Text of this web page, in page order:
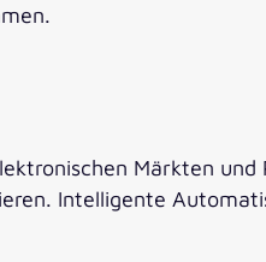
Märkten
Intelligente